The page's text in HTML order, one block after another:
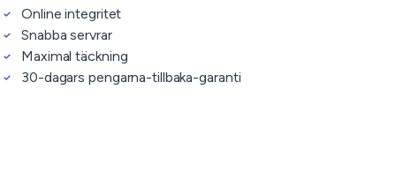
Online integritet
Snabba servrar
Maximal täckning
30-dagars pengarna-tillbaka-garanti